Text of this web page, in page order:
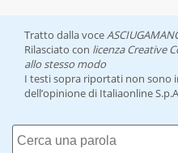
Tratto dalla voce
Rilasciato con licenza Creative
allo stesso modo
I testi sopra riportati non sono
dell’opinione di Italiaonline